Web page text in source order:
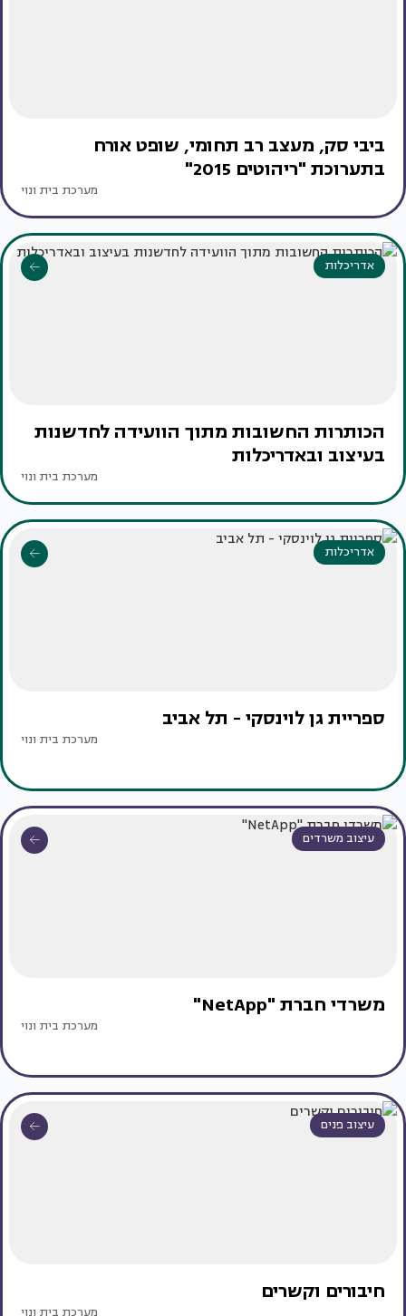
ביבי סק, מעצב רב תחומי, שופט אורח
בתערוכת "ריהוטים 2015"
מערכת בית ונוי
אדריכלות
הכותרות החשובות מתוך הוועידה לחדשנות
בעיצוב ובאדריכלות
מערכת בית ונוי
אדריכלות
ספריית גן לוינסקי - תל אביב
מערכת בית ונוי
עיצוב משרדים
משרדי חברת "NetApp"
מערכת בית ונוי
עיצוב פנים
חיבורים וקשרים
מערכת בית ונוי